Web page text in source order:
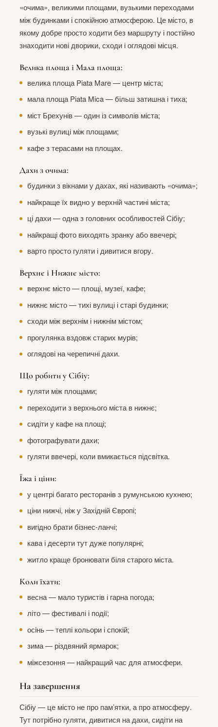
«очима», великими площами, вузькими переходами
між будинками і спокійною атмосферою. Це місто, в
якому добре просто ходити без маршруту і постійно
знаходити нові дворики, сходи і оглядові місця.
Велика площа і Мала площа:
велика площа Piata Mare — центр міста;
мала площа Piata Mica — більш затишна і тиха;
міст Брехунів — один із символів міста;
вузькі вулиці між площами;
кафе з терасами на площах.
Дахи з очима:
будинки з вікнами у дахах, які називають «очима»;
найкраще їх видно у верхній частині міста;
ці дахи — одна з головних особливостей Сібіу;
найкращі фото виходять зранку або ввечері;
варто просто гуляти і дивитися вгору.
Верхнє і Нижнє місто:
верхнє місто — площі, музеї, кафе;
нижнє місто — тихі вулиці і старі будинки;
сходи між верхнім і нижнім містом;
прогулянка вздовж старих мурів;
оглядові на черепичні дахи.
Що робити у Сібіу:
гуляти між площами;
переходити з верхнього міста в нижнє;
сидіти у кафе на площі;
фотографувати дахи;
гуляти ввечері, коли вмикається підсвітка.
Їжа і ціни:
у центрі багато ресторанів з румунською кухнею;
ціни нижчі, ніж у Західній Європі;
вигідно брати бізнес-ланчі;
кава і десерти тут дуже популярні;
житло краще бронювати біля старого міста.
Коли їхати:
весна — мало туристів і гарна погода;
літо — фестивалі і події;
осінь — теплі кольори і спокій;
зима — різдвяний ярмарок;
міжсезоння — найкращий час для атмосфери.
На завершення
Сібіу — це місто не про пам’ятки, а про атмосферу.
Тут потрібно гуляти, дивитися на дахи, сидіти на